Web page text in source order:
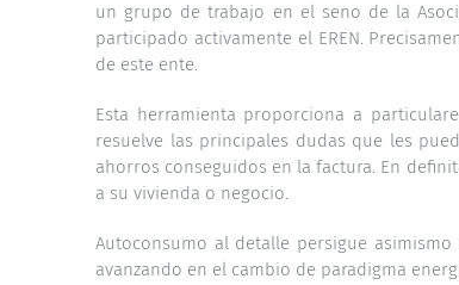
un grupo de trabajo en el seno de la
participado activamente el EREN.
de este ente.
Esta herramienta proporciona a
resuelve las principales dudas que les
ahorros conseguidos en la factura. En
a su vivienda o negocio.
Autoconsumo al detalle persigue
avanzando en el cambio de paradigma